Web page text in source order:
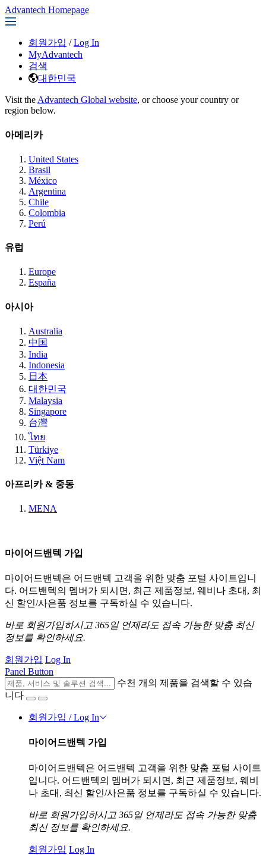
Advantech Homepage
회원가입 / Log In
MyAdvantech
검색
대한민국
Visit the Advantech Global website, or choose your country or
region below.
아메리카
United States
Brasil
México
Argentina
Chile
Colombia
Perú
유럽
Europe
España
아시아
Australia
中国
India
Indonesia
日本
대한민국
Malaysia
Singapore
台灣
ไทย
Türkiye
Việt Nam
아프리카 & 중동
MENA
마이어드밴텍 가입
마이어드밴텍은 어드밴텍 고객을 위한 맞춤 포털 사이트입니
다. 어드밴텍의 멤버가 되시면, 최근 제품정보, 웨비나 초대, 최
신 할인/사은품 정보를 구독하실 수 있습니다.
바로 회원가입하시고 365일 언제라도 접속 가능한 맞춤 최신
정보를 확인하세요.
회원가입 Log In
Panel Button
수천 개의 제품을 검색할 수 있습
니다
회원가입 / Log In
마이어드밴텍 가입
마이어드밴텍은 어드밴텍 고객을 위한 맞춤 포털 사이트
입니다. 어드밴텍의 멤버가 되시면, 최근 제품정보, 웨비
나 초대, 최신 할인/사은품 정보를 구독하실 수 있습니다.
바로 회원가입하시고 365일 언제라도 접속 가능한 맞춤
최신 정보를 확인하세요.
회원가입 Log In